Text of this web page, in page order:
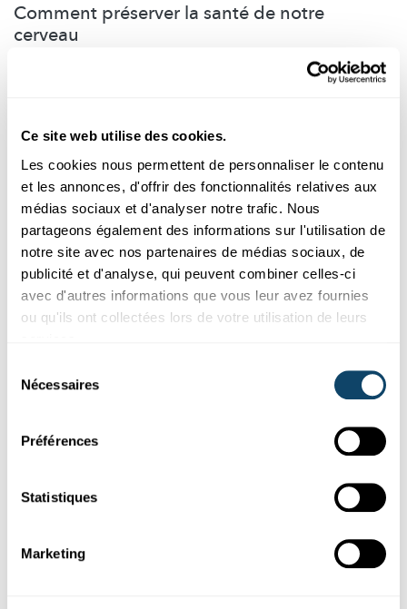
Ce site web utilise des cookies.
Les cookies nous permettent de personnaliser le contenu
et les annonces, d'offrir des fonctionnalités relatives aux
médias sociaux et d'analyser notre trafic. Nous
partageons également des informations sur l'utilisation de
notre site avec nos partenaires de médias sociaux, de
publicité et d'analyse, qui peuvent combiner celles-ci
avec d'autres informations que vous leur avez fournies
ou qu'ils ont collectées lors de votre utilisation de leurs
Nécessaires
Préférences
Statistiques
Marketing
Comment préserver la santé de notre
cerveau
Le monde du travail exige des performances maximales de
notre cerveau. Une campagne fournit des informations pour le
University of Luxembourg
BD scientifique : les microglies, gardiennes
» combine art et recherche : des
artistes et scientifiques locaux ont créé huit bandes dessin...